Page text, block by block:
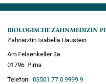
BIOLOGISCHE ZAHNMEDIZIN
Zahnärztin Isabella Haustein
Am Felsenkeller 3a
01796 Pirna
Telefon: 03501 77 0 9999 9